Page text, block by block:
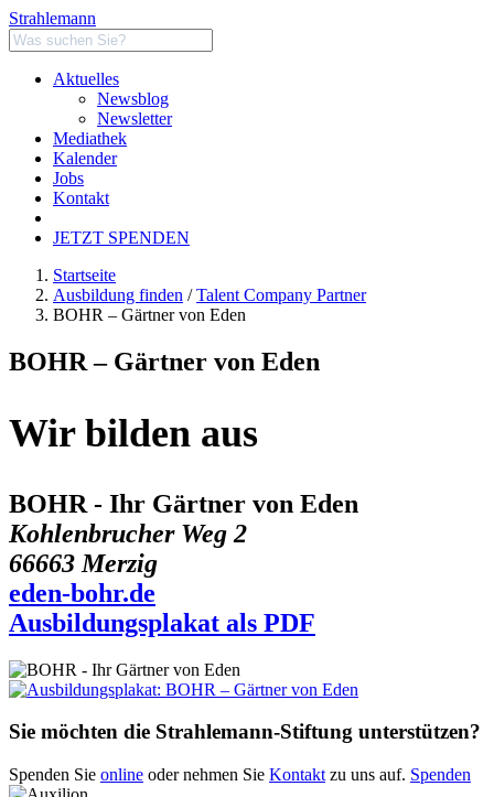
Strahlemann
Aktuelles
Newsblog
Newsletter
Mediathek
Kalender
Jobs
Kontakt
JETZT SPENDEN
Startseite
Ausbildung finden /Talent Company Partner
BOHR – Gärtner von Eden
BOHR – Gärtner von Eden
Wir bilden aus
BOHR - Ihr Gärtner von Eden
Kohlenbrucher Weg 2
66663 Merzig
eden-bohr.de
Ausbildungsplakat als PDF
Sie möchten die Strahlemann-Stiftung unterstützen?
Spenden Sie online oder nehmen Sie Kontakt zu uns auf. Spenden